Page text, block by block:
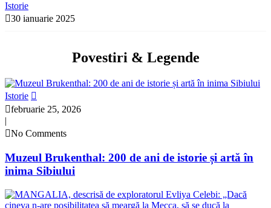
Istorie
30 ianuarie 2025
Povestiri & Legende
Istorie
februarie 25, 2026
|
No Comments
Muzeul Brukenthal: 200 de ani de istorie și artă în
inima Sibiului